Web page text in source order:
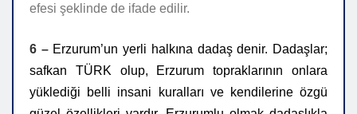
efesi şeklinde de ifade edilir.
6 – Erzurum’un yerli halkına dadaş denir. Dadaşlar;
safkan TÜRK olup, Erzurum topraklarının onlara
yüklediği belli insani kuralları ve kendilerine özgü